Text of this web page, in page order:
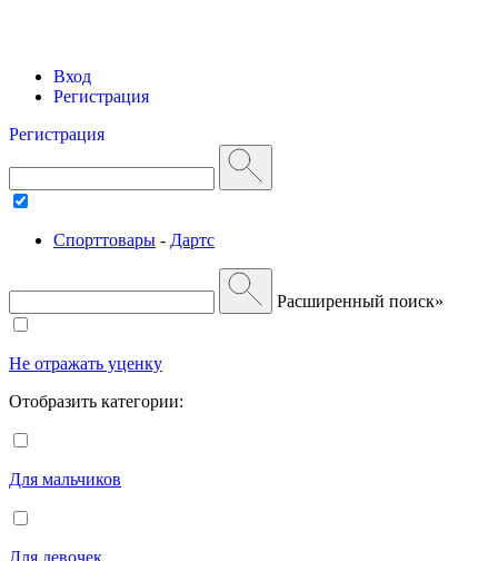
Вход
Регистрация
Регистрация
Спорттовары - Дартс
Расширенный поиск»
Не отражать уценку
Отобразить категории:
Для мальчиков
Для девочек